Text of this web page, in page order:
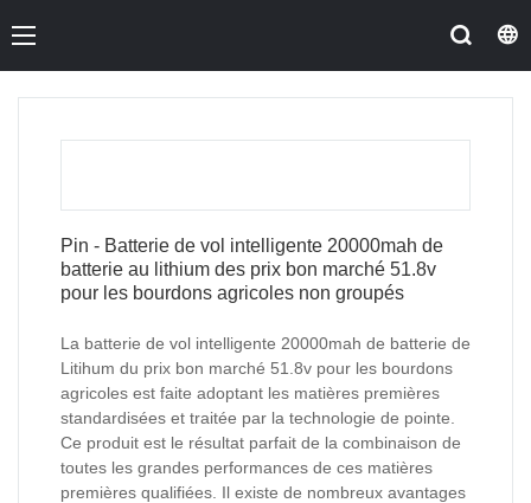
Pin - Batterie de vol intelligente 20000mah de
batterie au lithium des prix bon marché 51.8v
pour les bourdons agricoles non groupés
La batterie de vol intelligente 20000mah de batterie de
Litihum du prix bon marché 51.8v pour les bourdons
agricoles est faite adoptant les matières premières
standardisées et traitée par la technologie de pointe.
Ce produit est le résultat parfait de la combinaison de
toutes les grandes performances de ces matières
premières qualifiées. Il existe de nombreux avantages